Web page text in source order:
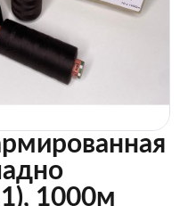
1000м